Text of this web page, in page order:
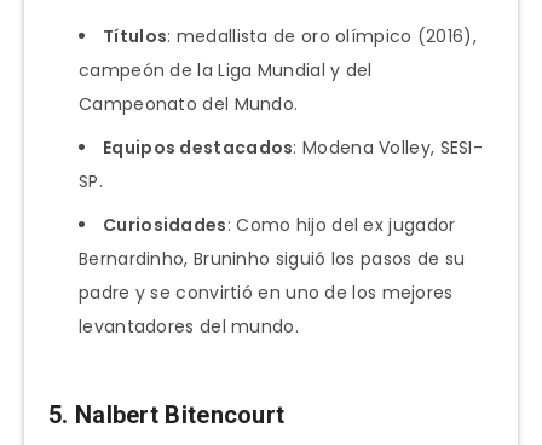
Títulos: medallista de oro olímpico (2016),
campeón de la Liga Mundial y del
Campeonato del Mundo.
Equipos destacados: Modena Volley, SESI-
SP.
Curiosidades: Como hijo del ex jugador
Bernardinho, Bruninho siguió los pasos de su
padre y se convirtió en uno de los mejores
levantadores del mundo.
5. Nalbert Bitencourt